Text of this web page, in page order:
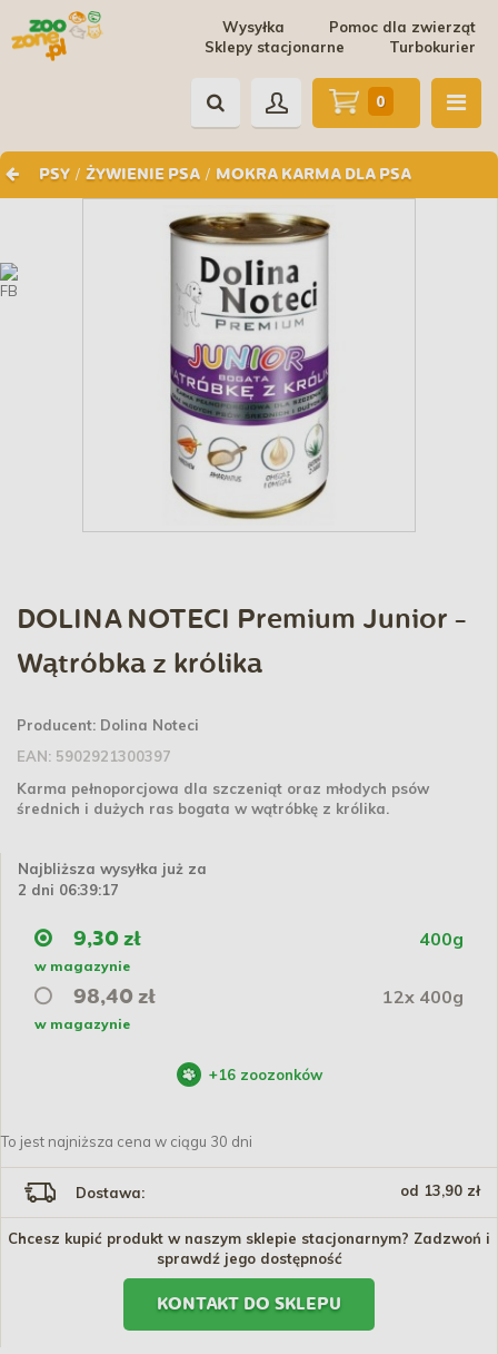
Pomoc dla zwierząt
Wysyłka
Turbokurier
Sklepy stacjonarne
PSY / ŻYWIENIE PSA / MOKRA KARMA DLA PSA
0
DOLINA NOTECI Premium Junior -
Wątróbka z królika
Producent: Dolina Noteci
EAN: 5902921300397
Karma pełnoporcjowa dla szczeniąt oraz młodych psów
średnich i dużych ras bogata w wątróbkę z królika.
Najbliższa wysyłka już za
2 dni 06:39:17
9,30 zł 400g
w magazynie
98,40 zł 12x 400g
w magazynie
+16 zoozonków
To jest najniższa cena w ciągu 30 dni
Dostawa: od 13,90 zł
Chcesz kupić produkt w naszym sklepie stacjonarnym? Zadzwoń i
sprawdź jego dostępność
KONTAKT DO SKLEPU